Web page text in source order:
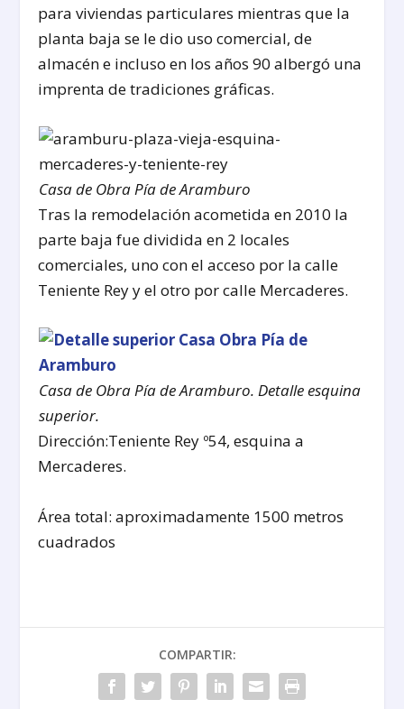
para viviendas particulares mientras que la
planta baja se le dio uso comercial, de
almacén e incluso en los años 90 albergó una
imprenta de tradiciones gráficas.
Casa de Obra Pía de Aramburo
Tras la remodelación acometida en 2010 la
parte baja fue dividida en 2 locales
comerciales, uno con el acceso por la calle
Teniente Rey y el otro por calle Mercaderes.
Casa de Obra Pía de Aramburo. Detalle esquina
superior.
Dirección:Teniente Rey º54, esquina a
Mercaderes.
Área total: aproximadamente 1500 metros
cuadrados
COMPARTIR: